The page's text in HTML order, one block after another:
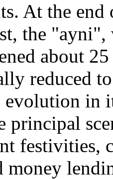
At the
the
about
reduced
evolution in
principal
festivities,
money